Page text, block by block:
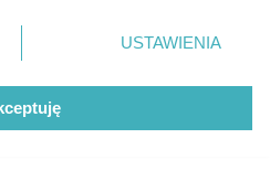
rogu strony
. Niektóre
nie wymagają zgody
sprzeciwić się takiemu
miały zastosowania tylko
USTAWIENIA